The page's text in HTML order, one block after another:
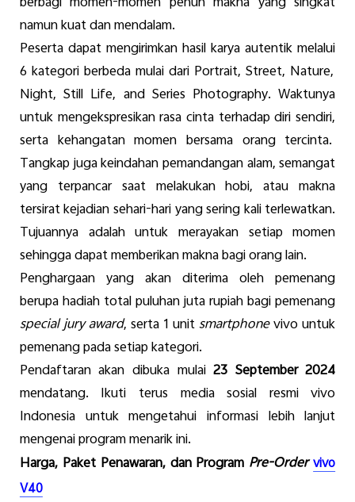
namunkuatdanmendalam.
Peserta dapat mengirimkan hasil karya autentik melalui
6 kategori berbeda mulai dari Portrait, Street, Nature,
Night, Still Life, and Series Photography.Waktunya
untuk mengekspresikanrasa cinta terhadap diri sendiri,
serta kehangatan momen bersamaorang tercinta.
Tangkapjugakeindahanpemandanganalam,semangat
yang terpancar saat melakukan hobi,atau makna
tersiratkejadiansehari-hariyangseringkaliterlewatkan.
Tujuannya adalah untuk merayakan setiap momen
sehinggadapatmemberikanmaknabagiorang lain.
Penghargaanyang akan diterima olehpemenang
berupahadiahtotalpuluhanjutarupiahbagipemenang
special jury award, serta1 unitsmartphonevivountuk
pemenangpadasetiapkategori.
Pendaftaran akan dibuka mulai 23 September 2024
mendatang. Ikuti terus mediasosial resmivivo
Indonesia untuk mengetahui informasi lebih lanjut
mengenaiprogrammenarikini.
Harga, Paket Penawaran, dan Program Pre-Order vivo
V40